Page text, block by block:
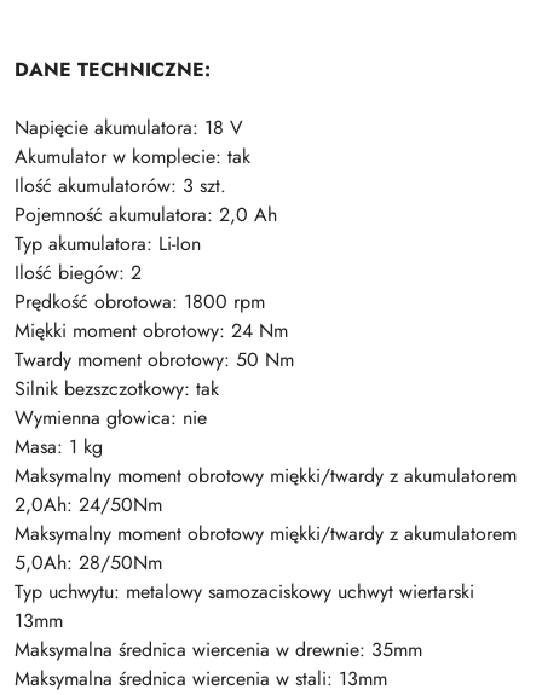
DANE TECHNICZNE:
Napięcie akumulatora: 18 V
Akumulator w komplecie: tak
Ilość akumulatorów: 3 szt.
Pojemność akumulatora: 2,0 Ah
Typ akumulatora: Li-Ion
Ilość biegów: 2
Prędkość obrotowa: 1800 rpm
Miękki moment obrotowy: 24 Nm
Twardy moment obrotowy: 50 Nm
Silnik bezszczotkowy: tak
Wymienna głowica: nie
Masa: 1 kg
Maksymalny moment obrotowy miękki/twardy z akumulatorem
2,0Ah: 24/50Nm
Maksymalny moment obrotowy miękki/twardy z akumulatorem
5,0Ah: 28/50Nm
Typ uchwytu: metalowy samozaciskowy uchwyt wiertarski
13mm
Maksymalna średnica wiercenia w drewnie: 35mm
Maksymalna średnica wiercenia w stali: 13mm